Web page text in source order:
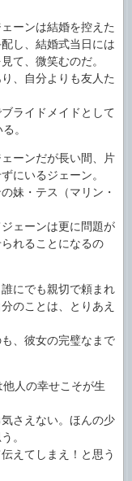
ーンは結婚を控えた
し、結婚式当日には
て、微笑むのだ。
、自分よりも友人た
ライドメイドとして
。
ンだが長い間、片
にいるジェーン。
妹・テス（マリン・
ェーンは更に問題が
れることになるの
にでも親切で頼まれ
のことは、とりあえ
、彼女の完璧なまで
人の幸せこそが生
さえない。ほんの少
。
えてしまえ！と思う